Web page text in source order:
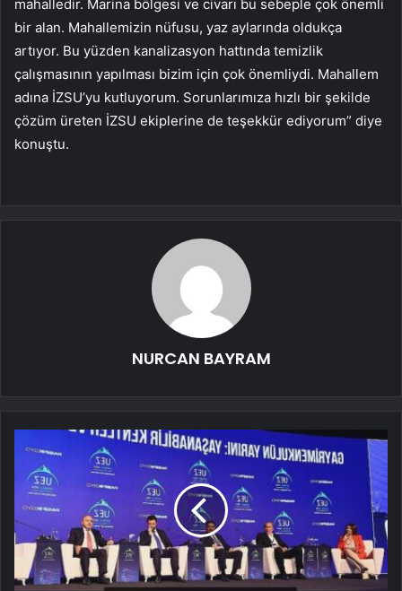
mahalledir. Marina bölgesi ve civarı bu sebeple çok önemli
bir alan. Mahallemizin nüfusu, yaz aylarında oldukça
artıyor. Bu yüzden kanalizasyon hattında temizlik
çalışmasının yapılması bizim için çok önemliydi. Mahallem
adına İZSU’yu kutluyorum. Sorunlarımıza hızlı bir şekilde
çözüm üreten İZSU ekiplerine de teşekkür ediyorum” diye
konuştu.
NURCAN BAYRAM